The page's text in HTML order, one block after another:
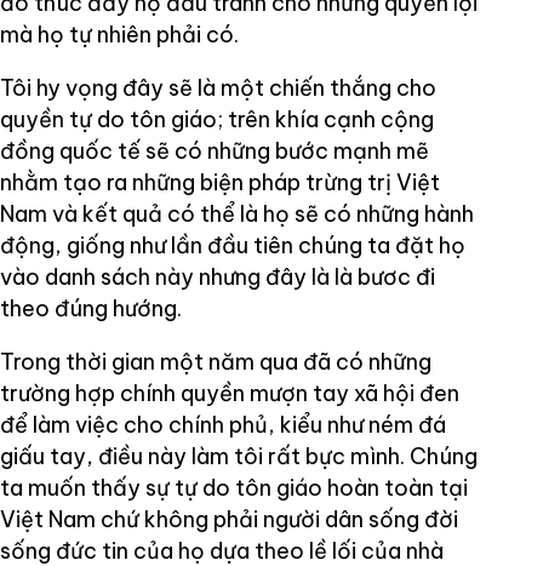
mà họ tự nhiên phải có.
Tôi hy vọng đây sẽ là một chiến thắng cho
quyền tự do tôn giáo; trên khía cạnh cộng
đồng quốc tế sẽ có những bước mạnh mẽ
nhằm tạo ra những biện pháp trừng trị Việt
Nam và kết quả có thể là họ sẽ có những hành
động, giống như lần đầu tiên chúng ta đặt họ
vào danh sách này nhưng đây là là bươc đi
theo đúng hướng.
Trong thời gian một năm qua đã có những
trường hợp chính quyền mượn tay xã hội đen
để làm việc cho chính phủ, kiểu như ném đá
giấu tay, điều này làm tôi rất bực mình. Chúng
ta muốn thấy sự tự do tôn giáo hoàn toàn tại
Việt Nam chứ không phải người dân sống đời
sống đức tin của họ dựa theo lề lối của nhà